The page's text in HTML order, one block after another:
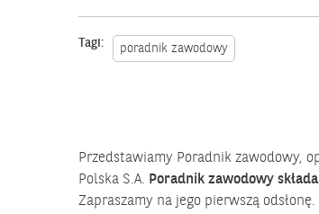
Tagi: poradnik zawodowy
Przedstawiamy Poradnik zawodowy,
Polska S.A. Poradnik zawodowy
Zapraszamy na jego pierwszą odsłonę.